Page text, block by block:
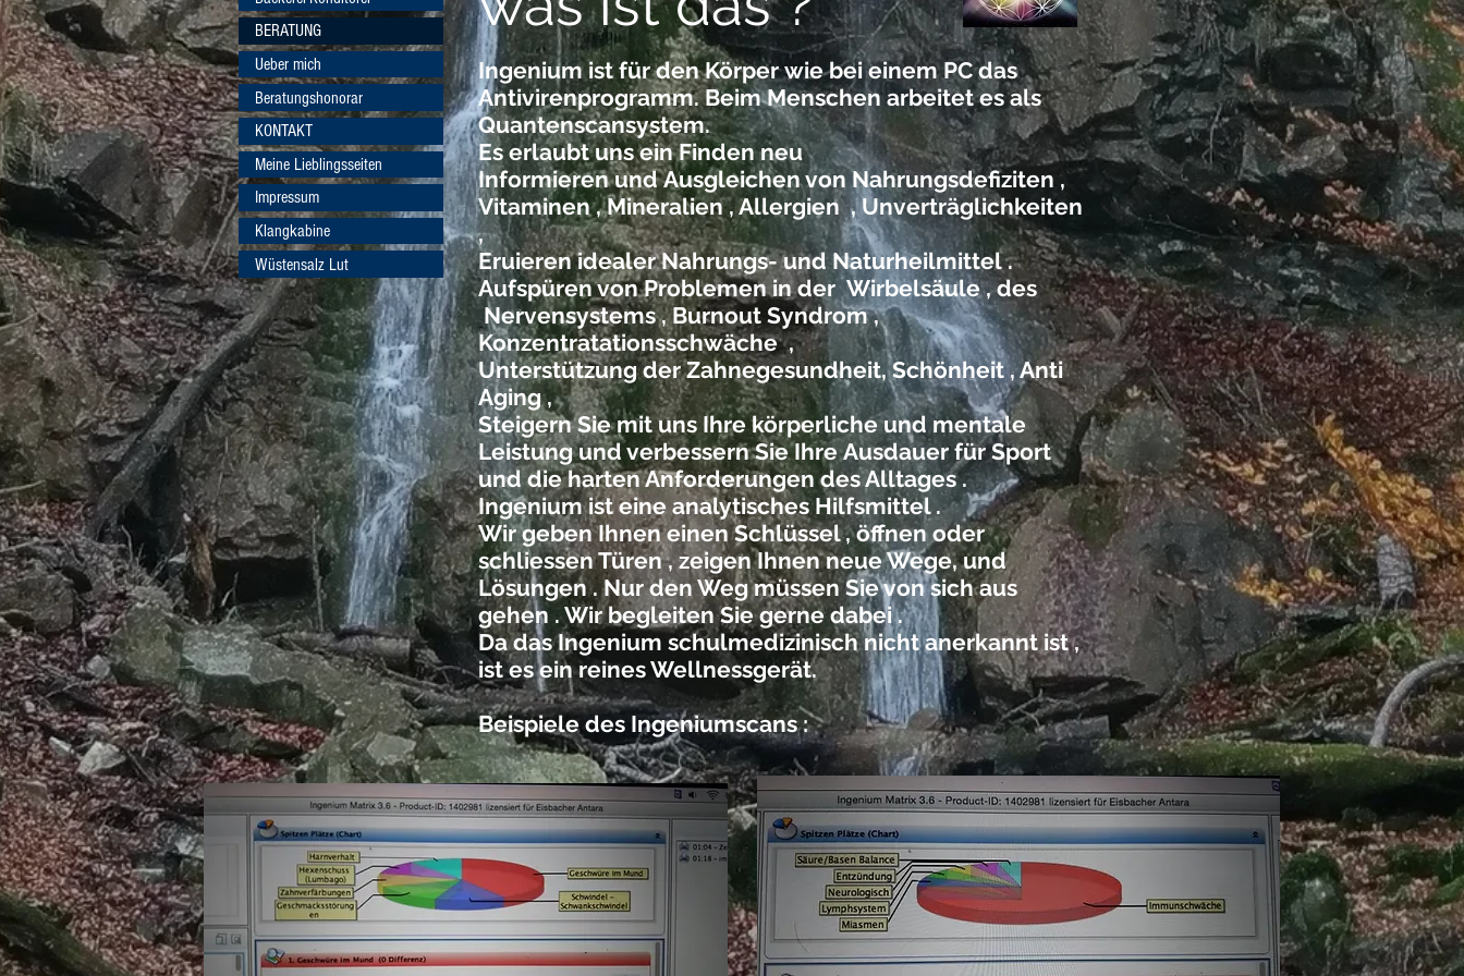
Ingenium ist für den Körper wie bei einem PC das
Antivirenprogramm. Beim Menschen arbeitet es als
Quantenscansystem.
Es erlaubt uns ein Finden neu
Informieren und Ausgleichen von Nahrungsdefiziten ,
Vitaminen , Mineralien , Allergien , Unverträglichkeiten
,
Eruieren idealer Nahrungs- und Naturheilmittel .
Aufspüren von Problemen in der Wirbelsäule , des
Nervensystems , Burnout Syndrom ,
Konzentratationsschwäche ,
Unterstützung der Zahnegesundheit, Schönheit , Anti
Aging ,
Steigern Sie mit uns Ihre körperliche und mentale
Leistung und verbessern Sie Ihre Ausdauer für Sport
und die harten Anforderungen des Alltages .
Ingenium ist eine analytisches Hilfsmittel .
Wir geben Ihnen einen Schlüssel , öffnen oder
schliessen Türen , zeigen Ihnen neue Wege, und
Lösungen . Nur den Weg müssen Sie von sich aus
gehen . Wir begleiten Sie gerne dabei .
Da das Ingenium schulmedizinisch nicht anerkannt ist ,
ist es ein reines Wellnessgerät.
Beispiele des Ingeniumscans :
BERATUNG
Ueber mich
Beratungshonorar
KONTAKT
Meine Lieblingsseiten
Impressum
Klangkabine
Wüstensalz Lut